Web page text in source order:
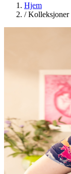
Hjem
/ Kolleksjoner